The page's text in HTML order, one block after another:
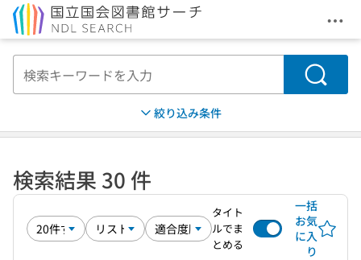
メ
検索
絞り込み条件
検索結果 30 件
タイト
ルでま
とめる
一括
お気
に入
り